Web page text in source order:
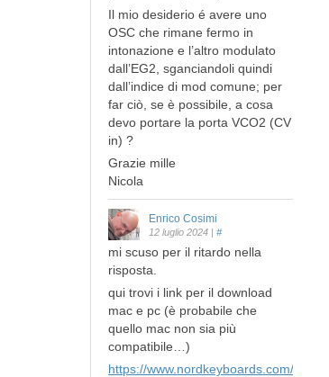
Il mio desiderio é avere uno
OSC che rimane fermo in
intonazione e l’altro modulato
dall’EG2, sganciandoli quindi
dall’indice di mod comune; per
far ciò, se è possibile, a cosa
devo portare la porta VCO2 (CV
in) ?
Grazie mille
Nicola
Enrico Cosimi
12 luglio 2024 | #
mi scuso per il ritardo nella
risposta.
qui trovi i link per il download
mac e pc (è probabile che
quello mac non sia più
compatibile…)
https://www.nordkeyboards.com/legacy-